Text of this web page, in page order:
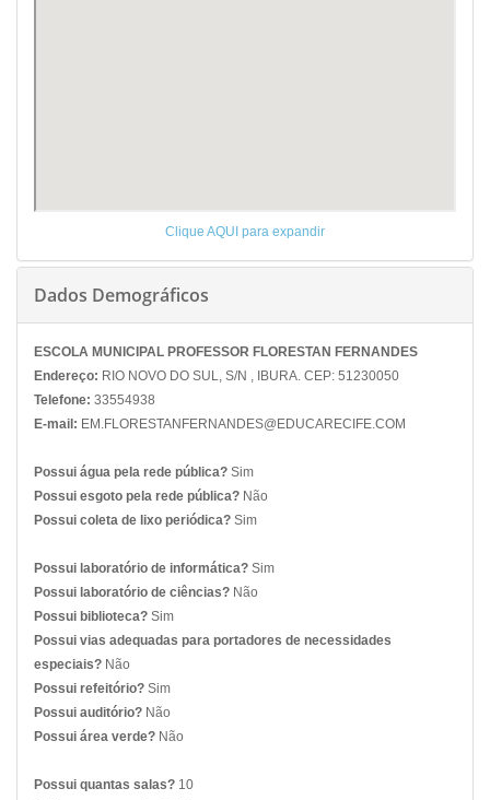
Clique AQUI para expandir
Dados Demográficos
ESCOLA MUNICIPAL PROFESSOR FLORESTAN FERNANDES
Endereço: RIO NOVO DO SUL, S/N , IBURA. CEP: 51230050
Telefone: 33554938
E-mail: EM.FLORESTANFERNANDES@EDUCARECIFE.COM
Possui água pela rede pública? Sim
Possui esgoto pela rede pública? Não
Possui coleta de lixo periódica? Sim
Possui laboratório de informática? Sim
Possui laboratório de ciências? Não
Possui biblioteca? Sim
Possui vias adequadas para portadores de necessidades
especiais? Não
Possui refeitório? Sim
Possui auditório? Não
Possui área verde? Não
Possui quantas salas? 10